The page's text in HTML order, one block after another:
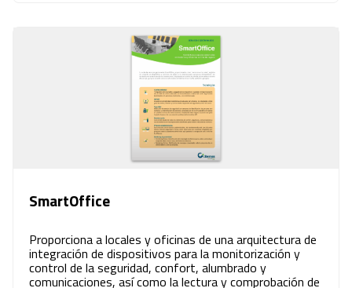
SmartOffice
Proporciona a locales y oficinas de una arquitectura de
integración de dispositivos para la monitorización y
control de la seguridad, confort, alumbrado y
comunicaciones, así como la lectura y comprobación de